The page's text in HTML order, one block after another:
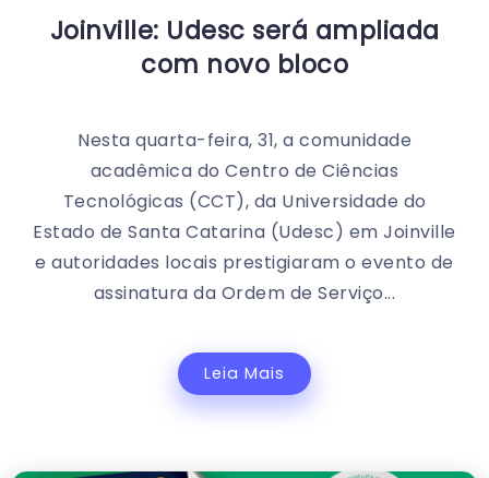
Joinville: Udesc será ampliada
com novo bloco
Nesta quarta-feira, 31, a comunidade
acadêmica do Centro de Ciências
Tecnológicas (CCT), da Universidade do
Estado de Santa Catarina (Udesc) em Joinville
e autoridades locais prestigiaram o evento de
assinatura da Ordem de Serviço...
Leia Mais